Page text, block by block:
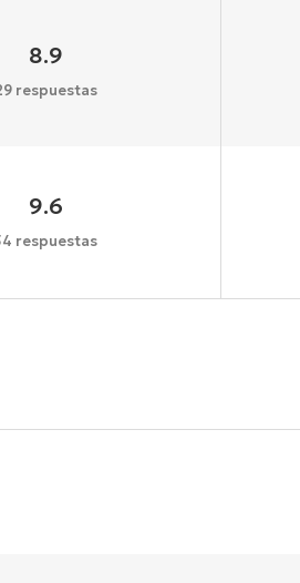
8.9
respuestas
9.6
respuestas